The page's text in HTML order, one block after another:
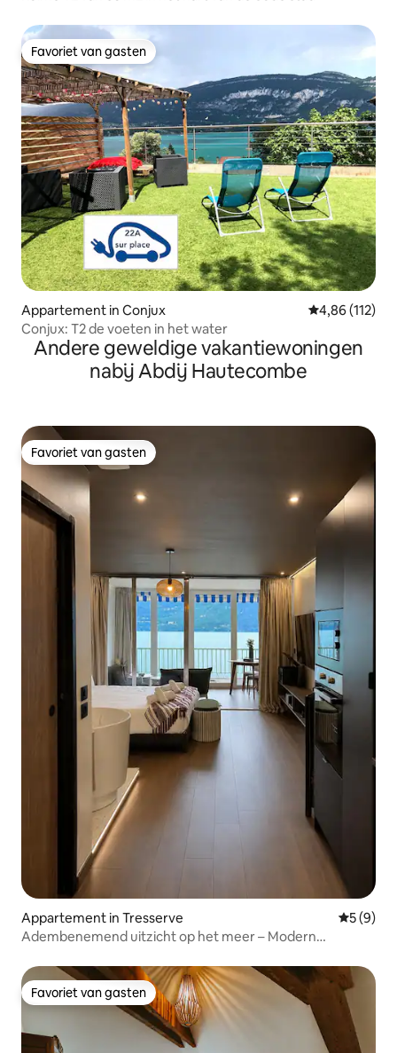
Favoriet van gasten
Favoriet van gasten
Appartement in Conjux Gemiddelde
4,86 (112)
Conjux: T2 de voeten in het water
Andere geweldige vakantiewoningen
nabij Abdij Hautecombe
Favoriet van gasten
Favoriet van gasten
Appartement in Tresserve
5 (9)
Adembenemend uitzicht op het meer – Modern
Favoriet van gasten
Favoriet van gasten